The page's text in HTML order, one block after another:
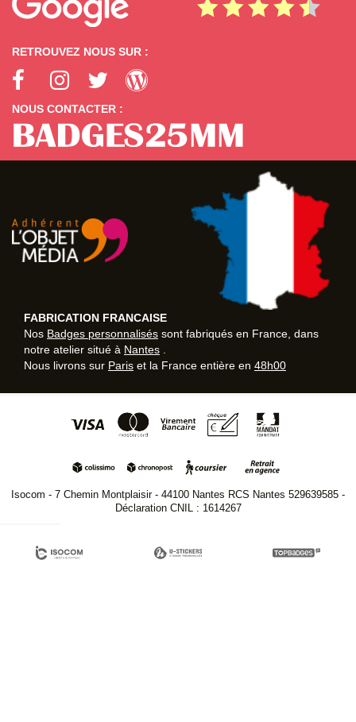
RETROUVEZ NOUS SUR :
NOUS CONTACTER :
FABRICATION FRANCAISE
Nos Badges personnalisés sont fabriqués en France, dans
notre atelier situé à Nantes
Nous livrons sur Paris et la France entière en 48h00
Isocom - 7 Chemin Montplaisir - 44100 Nantes RCS Nantes 529639585 -
Déclaration CNIL : 1614267